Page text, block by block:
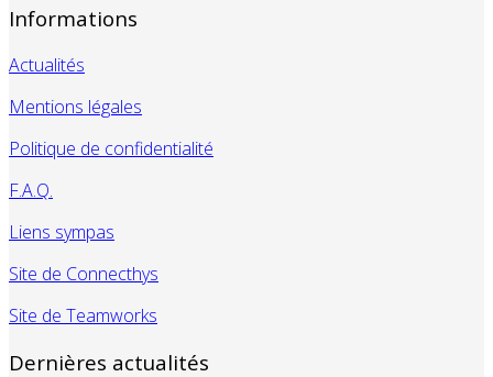
Informations
Actualités
Mentions légales
Politique de confidentialité
F.A.Q.
Liens sympas
Site de Connecthys
Site de Teamworks
Dernières actualités